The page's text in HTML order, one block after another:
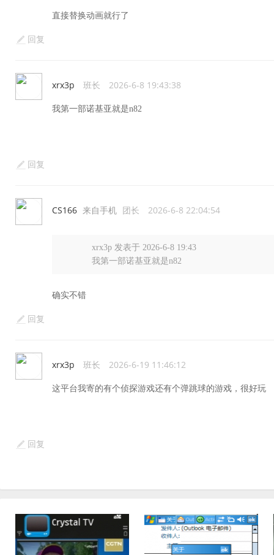
直接替换动画就行了
回复
xrx3p 班长 2026-6-8 19:43:38
我第一部诺基亚就是n82
回复
CS166 来自手机 团长 2026-6-8 22:04:54
xrx3p 发表于 2026-6-8 19:43
我第一部诺基亚就是n82
确实不错
回复
xrx3p 班长 2026-6-19 11:46:12
这平台我寄的有个侦探游戏还有个弹跳球的游戏，很好玩
回复